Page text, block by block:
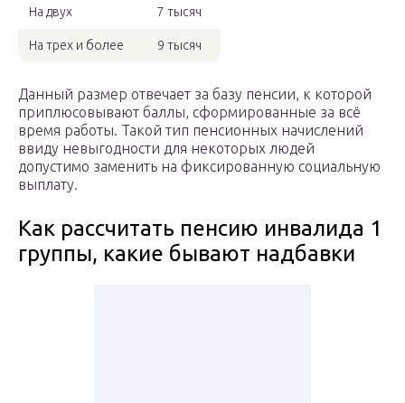
На двух 7 тысяч
На трех и более 9 тысяч
Данный размер отвечает за базу пенсии, к которой
приплюсовывают баллы, сформированные за всё
время работы. Такой тип пенсионных начислений
ввиду невыгодности для некоторых людей
допустимо заменить на фиксированную социальную
выплату.
Как рассчитать пенсию инвалида 1
группы, какие бывают надбавки